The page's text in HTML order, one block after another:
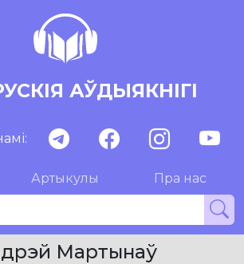
АЎДЫЯКНІГІ
Артыкулы Пра нас
Мартынаў